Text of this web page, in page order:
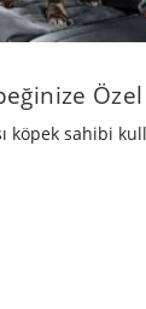
köpek sahibi